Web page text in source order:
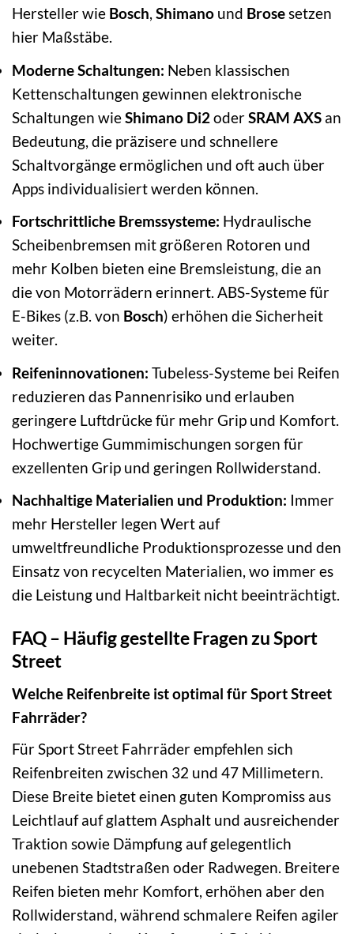
Hersteller wie Bosch, Shimano und Brosesetzen
hier Maßstäbe.
Moderne Schaltungen: Neben klassischen
Kettenschaltungen gewinnen elektronische
Schaltungen wieShimano Di2 oderSRAM AXS an
Bedeutung, die präzisere und schnellere
Schaltvorgänge ermöglichen und oft auch über
Apps individualisiert werden können.
Fortschrittliche Bremssysteme: Hydraulische
Scheibenbremsen mit größeren Rotoren und
mehr Kolben bieten eine Bremsleistung, die an
die von Motorrädern erinnert. ABS-Systeme für
E-Bikes (z.B. von Bosch) erhöhen die Sicherheit
weiter.
Reifeninnovationen: Tubeless-Systeme bei Reifen
reduzieren das Pannenrisiko und erlauben
geringere Luftdrücke für mehr Grip und Komfort.
Hochwertige Gummimischungen sorgen für
exzellenten Grip und geringen Rollwiderstand.
Nachhaltige Materialien und Produktion: Immer
mehr Hersteller legen Wert auf
umweltfreundliche Produktionsprozesse und den
Einsatz von recycelten Materialien, wo immer es
die Leistung und Haltbarkeit nicht beeinträchtigt.
FAQ – Häufig gestellte Fragen zu Sport
Street
Welche Reifenbreite ist optimal für Sport Street
Fahrräder?
Für Sport Street Fahrräder empfehlen sich
Reifenbreiten zwischen 32 und 47 Millimetern.
Diese Breite bietet einen guten Kompromiss aus
Leichtlauf auf glattem Asphalt und ausreichender
Traktion sowie Dämpfung auf gelegentlich
unebenen Stadtstraßen oder Radwegen. Breitere
Reifen bieten mehr Komfort, erhöhen aber den
Rollwiderstand, während schmalere Reifen agiler